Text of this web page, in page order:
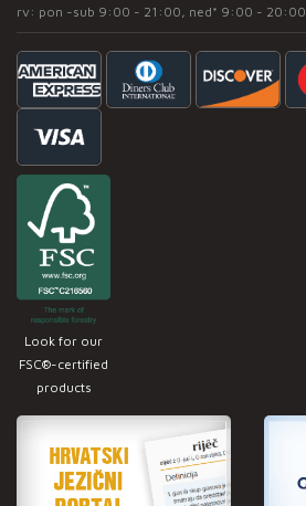
rv: pon -sub 9:00 - 21:00, ned* 9:00 - 20:00
Look for our
FSC®-certified
products